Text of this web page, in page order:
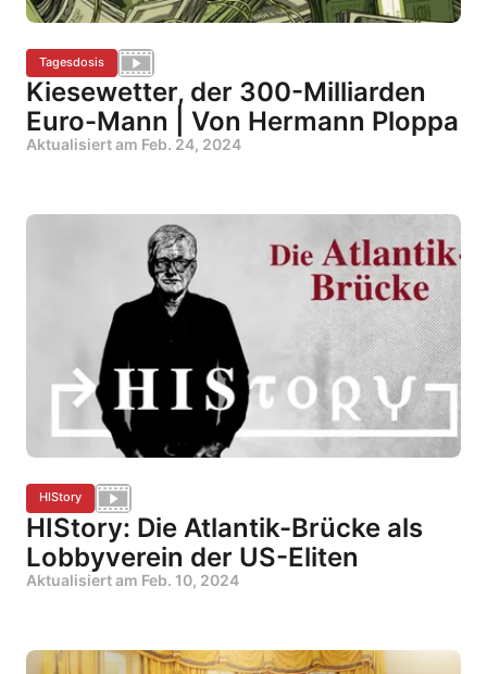
Tagesdosis
Kiesewetter, der 300-Milliarden
Euro-Mann | Von Hermann Ploppa
Aktualisiert am Feb. 24, 2024
HIStory
HIStory: Die Atlantik-Brücke als
Lobbyverein der US-Eliten
Aktualisiert am Feb. 10, 2024